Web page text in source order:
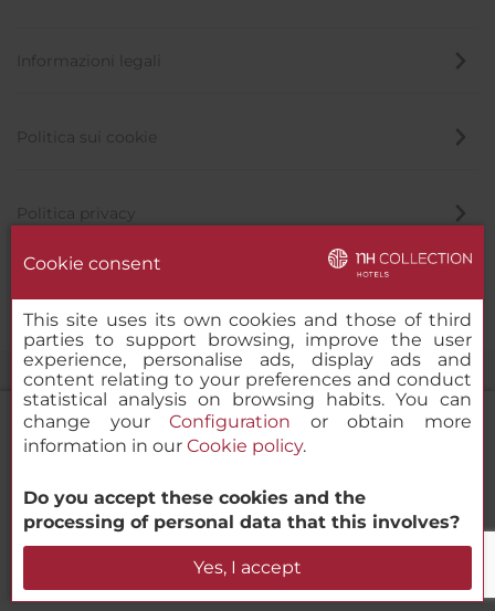
NH Collection Palacio de Burgos
Verifica la disponibilità
Informazioni legali
Politica sui cookie
Politica privacy
© 2000-2026 MINOR HOTELS EUROPE & AMERICAS Santa Engracia
120. 28003 Madrid, Spagna
Cookie consent
This site uses its own cookies and those of third
parties to support browsing, improve the user
experience, personalise ads, display ads and
content relating to your preferences and conduct
statistical analysis on browsing habits. You can
change yourConfiguration or obtain more
information in our Cookie policy.
Do you accept these cookies and the
processing of personal data that this involves?
Yes, I accept